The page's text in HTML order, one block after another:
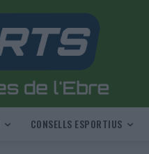
CONSELLS ESPORTIUS